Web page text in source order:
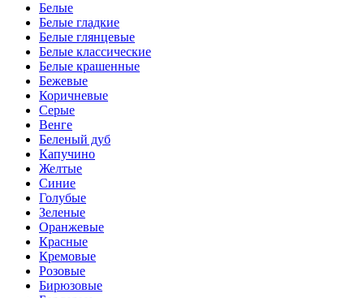
Белые
Белые гладкие
Белые глянцевые
Белые классические
Белые крашенные
Бежевые
Коричневые
Серые
Венге
Беленый дуб
Капучино
Желтые
Синие
Голубые
Зеленые
Оранжевые
Красные
Кремовые
Розовые
Бирюзовые